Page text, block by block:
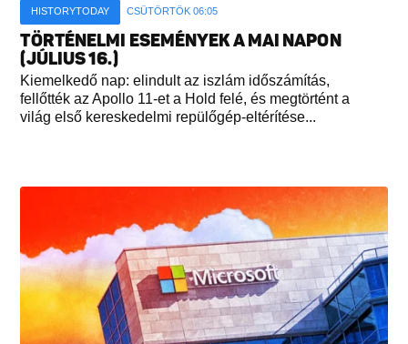
HISTORYTODAY CSÜTÖRTÖK 06:05
TÖRTÉNELMI ESEMÉNYEK A MAI NAPON
(JÚLIUS 16.)
Kiemelkedő nap: elindult az iszlám időszámítás,
fellőtték az Apollo 11-et a Hold felé, és megtörtént a
világ első kereskedelmi repülőgép-eltérítése...